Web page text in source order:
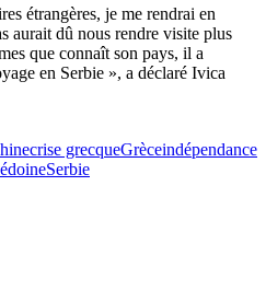
étrangères, je me rendrai en
aurait dû nous rendre visite plus
que connaît son pays, il a
en Serbie », a déclaré Ivica
crise grecqueGrèceindépendance
Serbie